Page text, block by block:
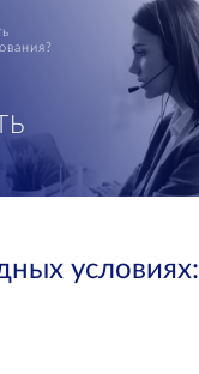
условиях: